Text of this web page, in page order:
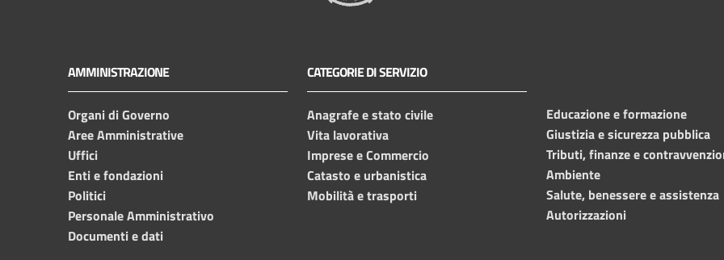
AMMINISTRAZIONE
Organi di Governo
Aree Amministrative
Uffici
Enti e fondazioni
Politici
Personale Amministrativo
Documenti e dati
CATEGORIE DI SERVIZIO
Anagrafe e stato civile
Vita lavorativa
Imprese e Commercio
Catasto e urbanistica
Mobilità e trasporti
Educazione e formazione
Giustizia e sicurezza pubblica
Tributi, finanze e
Ambiente
Salute, benessere e assistenza
Autorizzazioni